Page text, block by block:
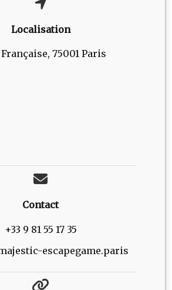
Localisation
75001 Paris
Contact
+33 9 81 55 17 35
escapegame.paris